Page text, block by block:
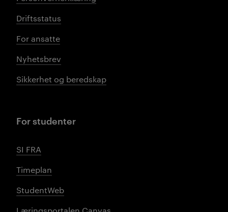
Driftsstatus
For ansatte
Nyhetsbrev
Sikkerhet og beredskap
For studenter
SI FRA
Timeplan
StudentWeb